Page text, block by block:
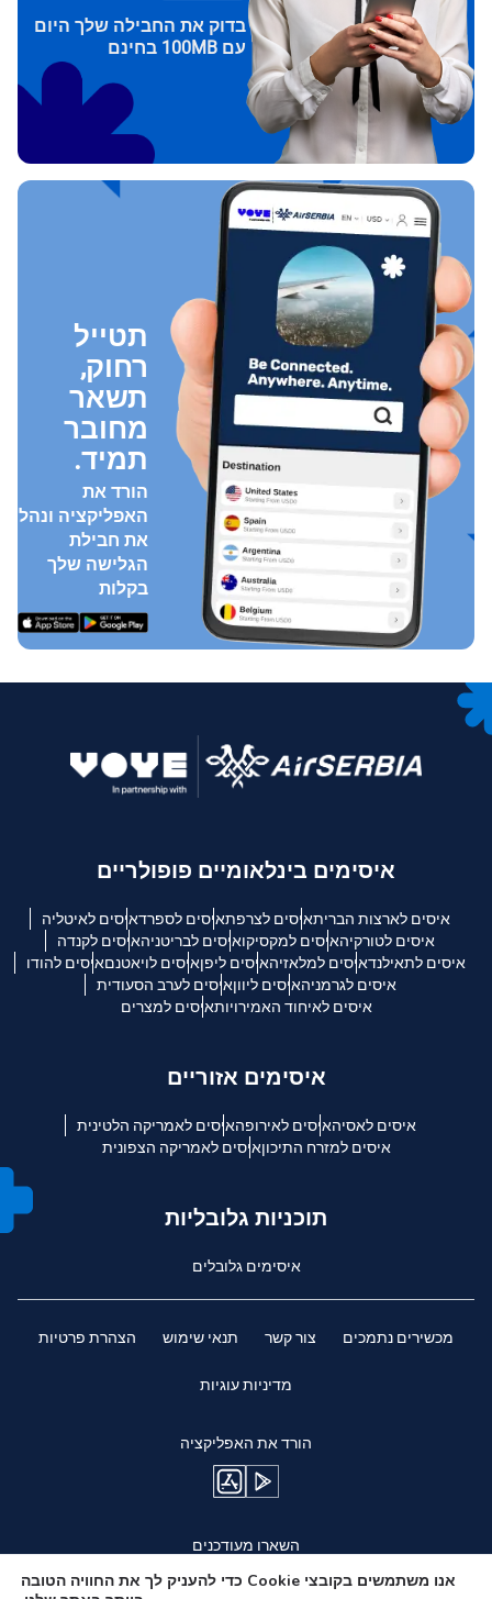
בדוק את החבילה שלך היום
עם 100MB בחינם
תטייל
רחוק,
תשאר
מחובר
תמיד.
הורד את
האפליקציה ונהל
את חבילת
הגלישה שלך
בקלות
איסימים בינלאומיים פופולריים
איסים לארצות הבריתאיסים לצרפתאיסים לספרדאיסים לאיטליה
איסים לטורקיהאיסים למקסיקואיסים לבריטניהאיסים לקנדה
איסים לתאילנדאיסים למלאזיהאיסים ליפןאיסים לויאטנםאיסים להודו
איסים לגרמניהאיסים ליווןאיסים לערב הסעודית
איסים לאיחוד האמירויותאיסים למצרים
איסימים אזוריים
איסים לאסיהאיסים לאירופהאיסים לאמריקה הלטינית
איסים למזרח התיכוןאיסים לאמריקה הצפונית
תוכניות גלובליות
איסימים גלובלים
מכשירים נתמכים צור קשר תנאי שימוש הצהרת פרטיות
מדיניות עוגיות
הורד את האפליקציה
השארו מעודכנים
אנו משתמשים בקובצי Cookie כדי להעניק לך את החוויה הטובה